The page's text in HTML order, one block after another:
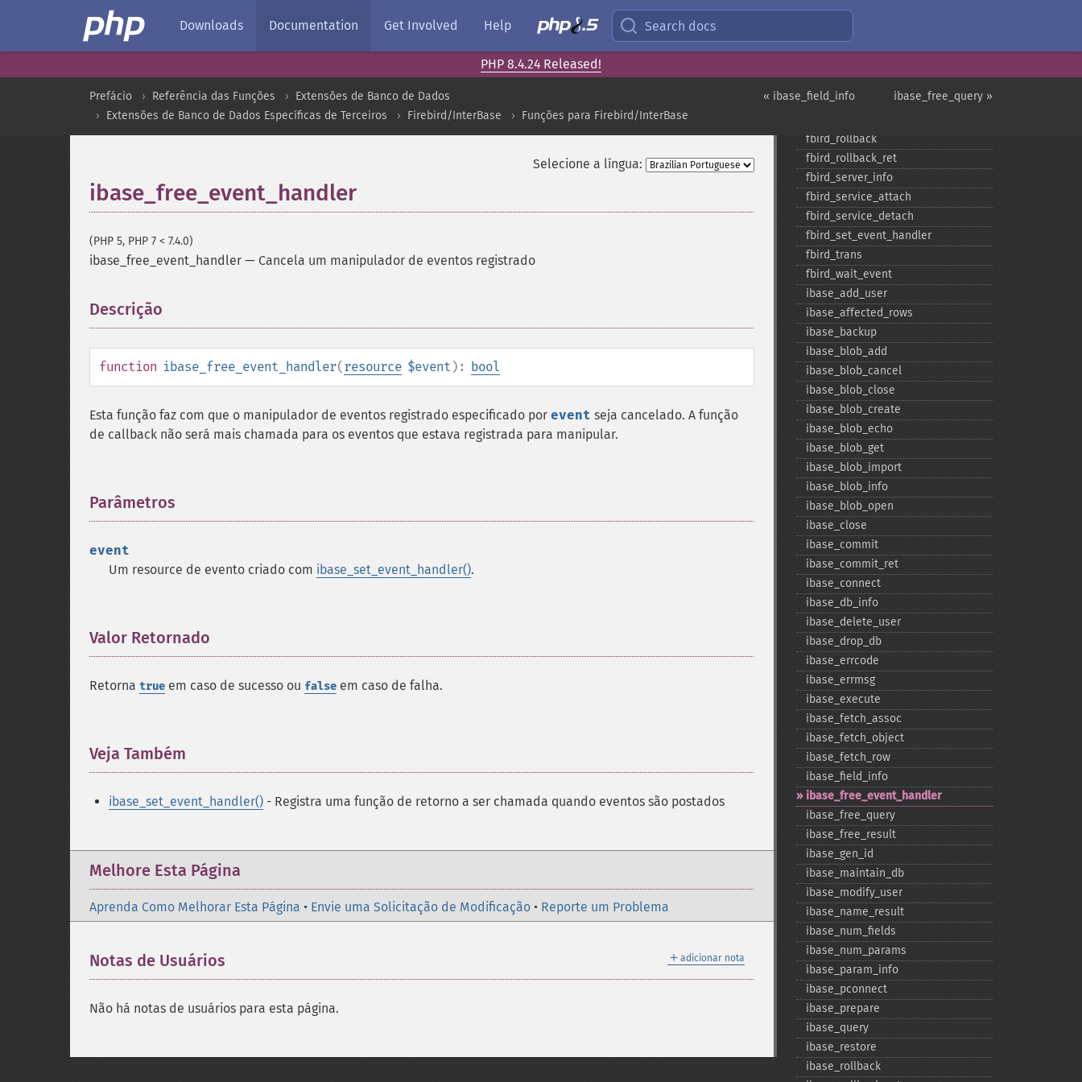
Downloads Documentation Get Involved Help Search docs
PHP 8.4.24 Released!
ibase_free_query »
« ibase_field_info
Prefácio Referência das Funções
Extensões de Banco de Dados
Extensões de Banco de Dados Específicas de Terceiros
Firebird/InterBase Funções para Firebird/InterBase
Selecione a língua:
ibase_free_event_handler
(PHP 5, PHP 7 < 7.4.0)
ibase_free_event_handler — Cancela um manipulador de eventos registrado
Descrição
function ibase_free_event_handler(resource $event ): bool
Esta função faz com que o manipulador de eventos registrado especificado por event seja cancelado. A função
de callback não será mais chamada para os eventos que estava registrada para manipular.
Parâmetros
event
Um resource de evento criado com ibase_set_event_handler().
Valor Retornado
Retorna true em caso de sucesso ou false em caso de falha.
Veja Também
ibase_set_event_handler() - Registra uma função de retorno a ser chamada quando eventos são postados
Melhore Esta Página
Aprenda Como Melhorar Esta Página • Envie uma Solicitação de Modificação • Reporte um Problema
＋ adicionar nota
Notas de Usuários
Não há notas de usuários para esta página.
fbird_​param_​info
fbird_​prepare
fbird_​query
fbird_​rollback
fbird_​rollback_​ret
fbird_​server_​info
fbird_​service_​attach
fbird_​service_​detach
fbird_​set_​event_​handler
fbird_​trans
fbird_​wait_​event
ibase_​add_​user
ibase_​affected_​rows
ibase_​backup
ibase_​blob_​add
ibase_​blob_​cancel
ibase_​blob_​close
ibase_​blob_​create
ibase_​blob_​echo
ibase_​blob_​get
ibase_​blob_​import
ibase_​blob_​info
ibase_​blob_​open
ibase_​close
ibase_​commit
ibase_​commit_​ret
ibase_​connect
ibase_​db_​info
ibase_​delete_​user
ibase_​drop_​db
ibase_​errcode
ibase_​errmsg
ibase_​execute
ibase_​fetch_​assoc
ibase_​fetch_​object
ibase_​fetch_​row
ibase_​field_​info
ibase_​free_​event_​handler
ibase_​free_​query
ibase_​free_​result
ibase_​gen_​id
ibase_​maintain_​db
ibase_​modify_​user
ibase_​name_​result
ibase_​num_​fields
ibase_​num_​params
ibase_​param_​info
ibase_​pconnect
ibase_​prepare
ibase_​query
ibase_​restore
ibase_​rollback